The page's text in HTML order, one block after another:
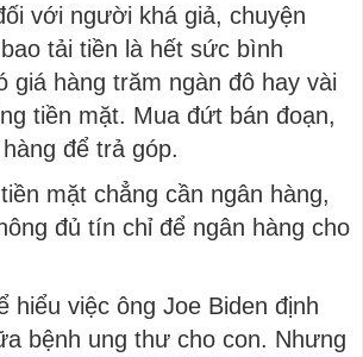
với người khá giả, chuyện
tải tiền là hết sức bình
giá hàng trăm ngàn đô hay vài
tiền mặt. Mua đứt bán đoạn,
để trả góp.
mặt chẳng cần ngân hàng,
đủ tín chỉ để ngân hàng cho
hiểu việc ông Joe Biden định
bệnh ung thư cho con. Nhưng